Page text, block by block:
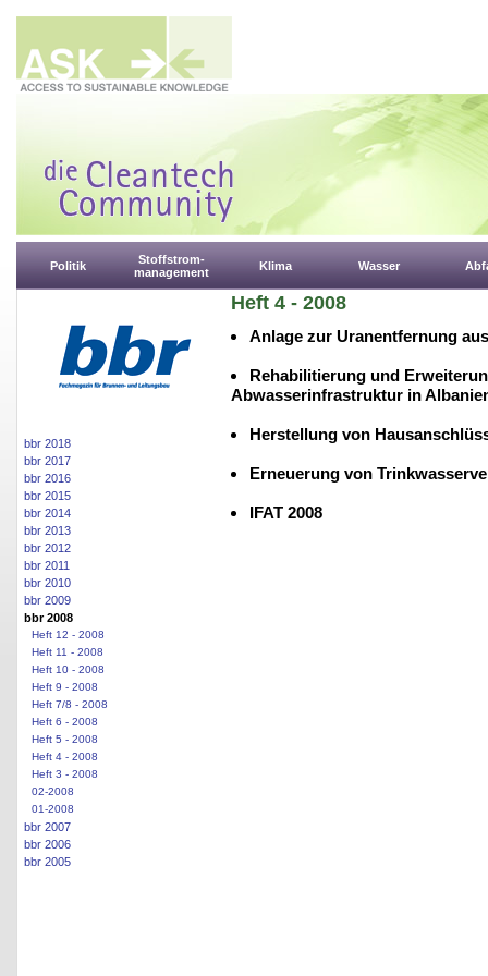
Politik
Stoffstrom-
management
Klima Wasser
bbr 2018
bbr 2017
bbr 2016
bbr 2015
bbr 2014
bbr 2013
bbr 2012
bbr 2011
bbr 2010
bbr 2009
bbr 2008
Heft 12 - 2008
Heft 11 - 2008
Heft 10 - 2008
Heft 9 - 2008
Heft 7/8 - 2008
Heft 6 - 2008
Heft 5 - 2008
Heft 4 - 2008
Heft 3 - 2008
02-2008
01-2008
bbr 2007
bbr 2006
bbr 2005
Heft 4 - 2008
Anlage zur Uranentfernung
Rehabilitierung und
Abwasserinfrastruktur in
Herstellung von
Erneuerung von
IFAT 2008